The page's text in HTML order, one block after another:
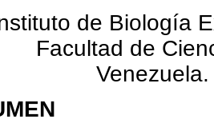
de Biología
Facultad de